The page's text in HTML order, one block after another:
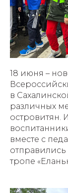
18 июня –
в
различных
островитян.
вместе с
тропе